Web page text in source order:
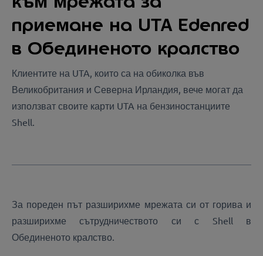
приемане на UTA Edenred
в Обединеното кралство
Клиентите на UTA, които са на обиколка във
Великобритания и Северна Ирландия, вече могат да
използват своите карти UTA на бензиностанциите
Shell.
За пореден път разширихме мрежата си от горива и
разширихме сътрудничеството си с Shell в
Обединеното кралство.